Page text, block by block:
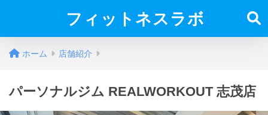
フィットネスラボ
ホーム 店舗紹介
パーソナルジム REALWORKOUT 志茂店